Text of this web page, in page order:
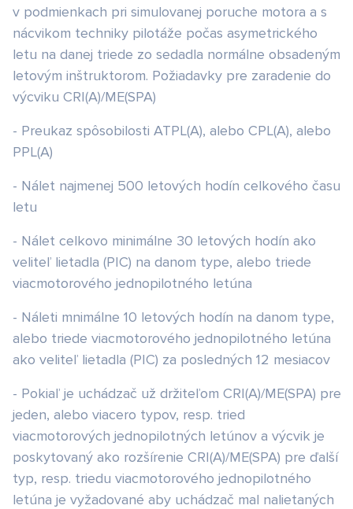
v podmienkach pri simulovanej poruche motora a s
nácvikom techniky pilotáže počas asymetrického
letu na danej triede zo sedadla normálne obsadeným
letovým inštruktorom. Požiadavky pre zaradenie do
výcviku CRI(A)/ME(SPA)
- Preukaz spôsobilosti ATPL(A), alebo CPL(A), alebo
PPL(A)
- Nálet najmenej 500 letových hodín celkového času
letu
- Nálet celkovo minimálne 30 letových hodín ako
veliteľ lietadla (PIC) na danom type, alebo triede
viacmotorového jednopilotného letúna
- Náleti mnimálne 10 letových hodín na danom type,
alebo triede viacmotorového jednopilotného letúna
ako veliteľ lietadla (PIC) za posledných 12 mesiacov
- Pokiaľ je uchádzač už držiteľom CRI(A)/ME(SPA) pre
jeden, alebo viacero typov, resp. tried
viacmotorových jednopilotných letúnov a výcvik je
poskytovaný ako rozšírenie CRI(A)/ME(SPA) pre ďalší
typ, resp. triedu viacmotorového jednopilotného
letúna je vyžadované aby uchádzač mal nalietaných